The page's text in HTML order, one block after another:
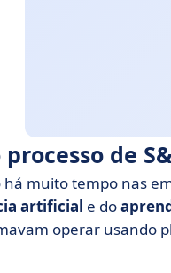
de
há muito tempo nas
artificial e do
operar usando